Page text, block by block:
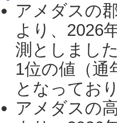
アメダスの
より、2026
測としまし
1位の値（通
となってお
アメダスの